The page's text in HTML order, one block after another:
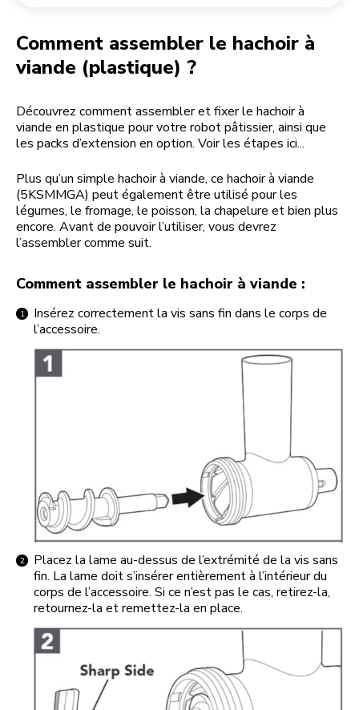
Comment assembler le hachoir à
viande (plastique) ?
Découvrez comment assembler et fixer le hachoir à
viande en plastique pour votre robot pâtissier, ainsi que
les packs d’extension en option. Voir les étapes ici...
Plus qu’un simple hachoir à viande, ce hachoir à viande
(5KSMMGA) peut également être utilisé pour les
légumes, le fromage, le poisson, la chapelure et bien plus
encore. Avant de pouvoir l’utiliser, vous devrez
l’assembler comme suit.
Comment assembler le hachoir à viande :
Insérez correctement la vis sans fin dans le corps de
l’accessoire.
Placez la lame au-dessus de l’extrémité de la vis sans
fin. La lame doit s’insérer entièrement à l’intérieur du
corps de l’accessoire. Si ce n’est pas le cas, retirez-la,
retournez-la et remettez-la en place.